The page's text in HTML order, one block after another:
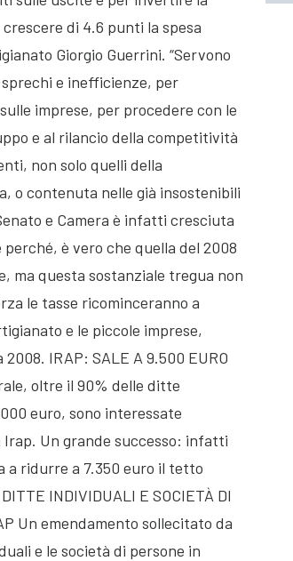
di 4.6 punti la spesa
Giorgio Guerrini. “Servono
e inefficienze, per
imprese, per procedere con le
e al rilancio della competitività
non solo quelli della
o contenuta nelle già insostenibili
e Camera è infatti cresciuta
è vero che quella del 2008
ma questa sostanziale tregua non
le tasse ricominceranno a
e le piccole imprese,
IRAP: SALE A 9.500 EURO
oltre il 90% delle ditte
euro, sono interessate
Un grande successo: infatti
a ridurre a 7.350 euro il tetto
INDIVIDUALI E SOCIETÀ DI
Un emendamento sollecitato da
e le società di persone in